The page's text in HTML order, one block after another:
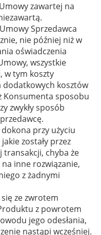
zawartej na
Sprzedawca
nie później niż w
oświadczenia
wszystkie
w tym koszty
dodatkowych kosztów
Konsumenta sposobu
zwykły sposób
przy użyciu
zostały przez
chyba że
inne rozwiązanie,
z żadnymi
ze zwrotem
z powrotem
jego odesłania,
nastąpi wcześniej.